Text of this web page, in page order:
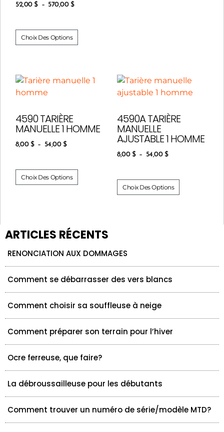
52,00$ – 570,00 $
Choix Des Options
4590 TARIÈRE
MANUELLE 1 HOMME
8,00 $ – 54,00 $
Choix Des Options
4590A TARIÈRE
MANUELLE
AJUSTABLE 1 HOMME
8,00 $ – 54,00 $
Choix Des Options
ARTICLES RÉCENTS
RENONCIATION AUX DOMMAGES
Comment se débarrasser des vers blancs
Comment choisir sa souffleuse à neige
Comment préparer son terrain pour l’hiver
Ocre ferreuse, que faire?
La débroussailleuse pour les débutants
Comment trouver un numéro de série/modèle MTD?